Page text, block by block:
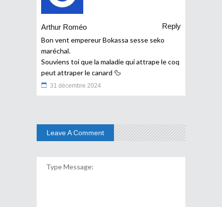
Arthur Roméo
Reply
Bon vent empereur Bokassa sesse seko
maréchal.
Souviens toi que la maladie qui attrape le coq
peut attraper le canard 🦆
31 décembre 2024
Leave A Comment